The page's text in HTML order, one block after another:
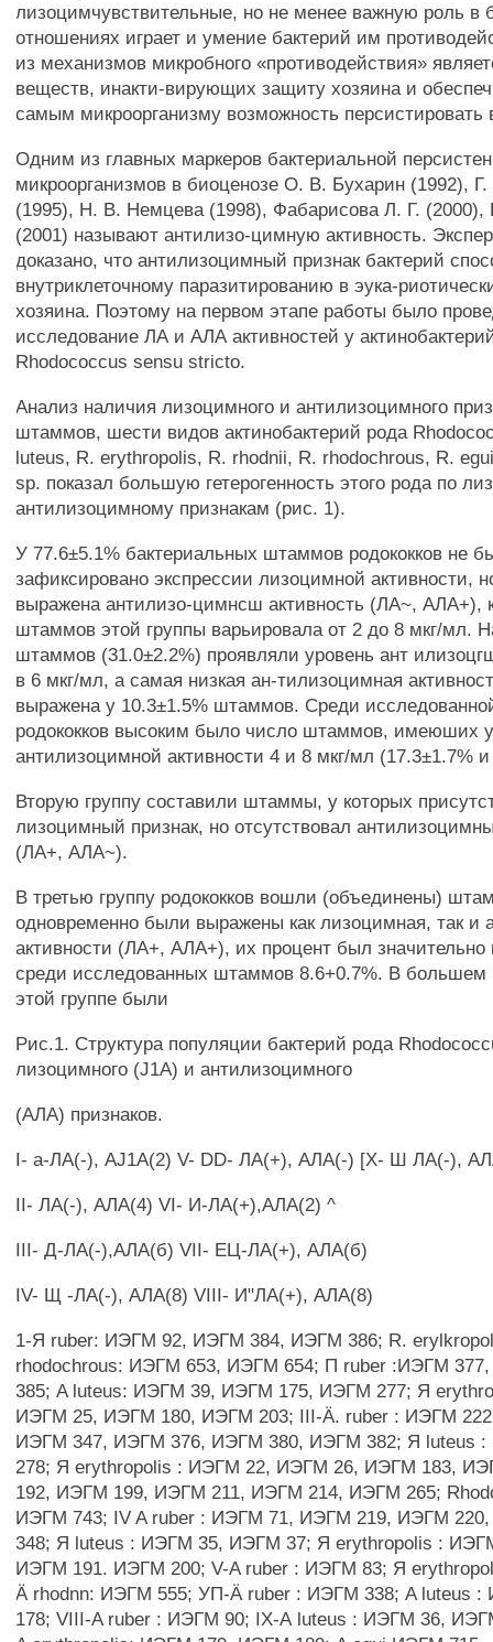
лизоцимчувствительные, но не менее важную роль в
отношениях играет и умение бактерий им
из механизмов микробного «противодействия»
веществ, инакти-вирующих защиту хозяина и
самым микроорганизму возможность персистировать
Одним из главных маркеров бактериальной
микроорганизмов в биоценозе О. В. Бухарин (1992),
(1995), Н. В. Немцева (1998), Фабарисова Л. Г.
(2001) называют антилизо-цимную активность.
доказано, что антилизоцимный признак бактерий
внутриклеточному паразитированию в эука-
хозяина. Поэтому на первом этапе работы было
исследование ЛА и АЛА активностей у
Rhodococcus sensu stricto.
Анализ наличия лизоцимного и антилизоцимного
штаммов, шести видов актинобактерий рода
luteus, R. erythropolis, R. rhodnii, R. rhodochrous, R.
sp. показал большую гетерогенность этого рода по
антилизоцимному признакам (рис. 1).
У 77.6±5.1% бактериальных штаммов родококков не
зафиксировано экспрессии лизоцимной активности,
выражена антилизо-цимнсш активность (ЛА~, АЛА+),
штаммов этой группы варьировала от 2 до 8 мкг/мл.
штаммов (31.0±2.2%) проявляли уровень ант
в 6 мкг/мл, а самая низкая ан-тилизоцимная
выражена у 10.3±1.5% штаммов. Среди
родококков высоким было число штаммов, имеюших
антилизоцимной активности 4 и 8 мкг/мл (17.3±1.7%
Вторую группу составили штаммы, у которых
лизоцимный признак, но отсутствовал
(ЛА+, АЛА~).
В третью группу родококков вошли (объединены)
одновременно были выражены как лизоцимная, так и
активности (ЛА+, АЛА+), их процент был
среди исследованных штаммов 8.6+0.7%. В большем
этой группе были
Рис.1. Структура популяции бактерий рода
лизоцимного (J1A) и антилизоцимного
(АЛА) признаков.
I- а-ЛА(-), AJ1A(2) V- DD- ЛА(+), АЛА(-) [Х- Ш ЛА(-),
II- ЛА(-), АЛА(4) VI- И-ЛА(+),АЛА(2) ^
III- Д-ЛА(-),АЛА(б) VII- ЕЦ-ЛА(+), АЛА(б)
IV- Щ -ЛА(-), АЛА(8) VIII- И"ЛА(+), АЛА(8)
1-Я ruber: ИЭГМ 92, ИЭГМ 384, ИЭГМ 386; R.
rhodochrous: ИЭГМ 653, ИЭГМ 654; П ruber :ИЭГМ
385; A luteus: ИЭГМ 39, ИЭГМ 175, ИЭГМ 277; Я
ИЭГМ 25, ИЭГМ 180, ИЭГМ 203; III-Ä. ruber : ИЭГМ
ИЭГМ 347, ИЭГМ 376, ИЭГМ 380, ИЭГМ 382; Я luteus
278; Я erythropolis : ИЭГМ 22, ИЭГМ 26, ИЭГМ 183,
192, ИЭГМ 199, ИЭГМ 211, ИЭГМ 214, ИЭГМ 265;
ИЭГМ 743; IV A ruber : ИЭГМ 71, ИЭГМ 219, ИЭГМ
348; Я luteus : ИЭГМ 35, ИЭГМ 37; Я erythropolis :
ИЭГМ 191. ИЭГМ 200; V-A ruber : ИЭГМ 83; Я
Ä rhodnn: ИЭГМ 555; УП-Ä ruber : ИЭГМ 338; A luteus
178; VIII-A ruber : ИЭГМ 90; IX-А luteus : ИЭГМ 36,